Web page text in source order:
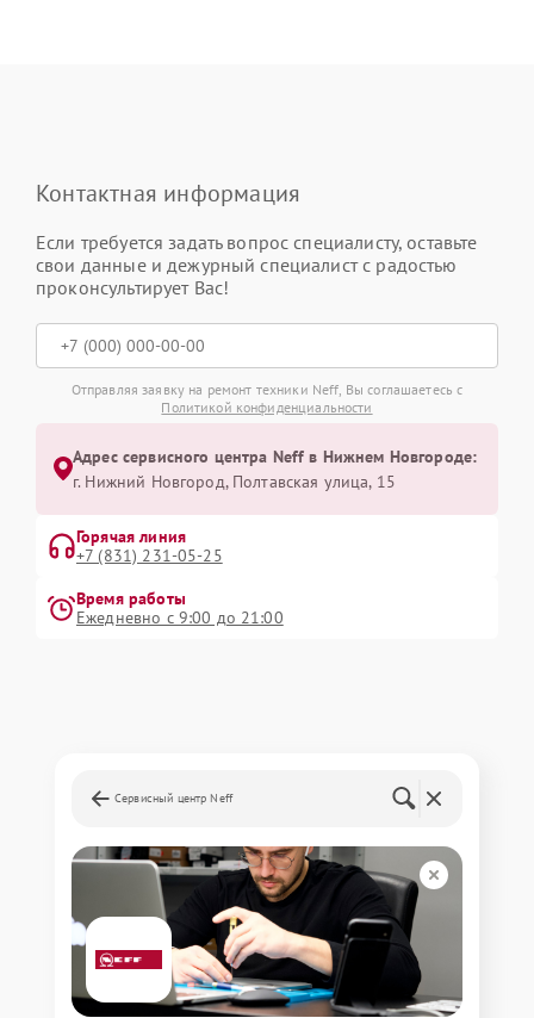
Контактная информация
Если требуется задать вопрос специалисту, оставьте
свои данные и дежурный специалист с радостью
проконсультирует Вас!
Отправляя заявку на ремонт техники Neff, Вы соглашаетесь с
Политикой конфиденциальности
Адрес сервисного центра Neff в Нижнем Новгороде:
г. Нижний Новгород, Полтавская улица, 15
Горячая линия
+7 (831) 231-05-25
Время работы
Ежедневно с 9:00 до 21:00
Сервисный центр Neff